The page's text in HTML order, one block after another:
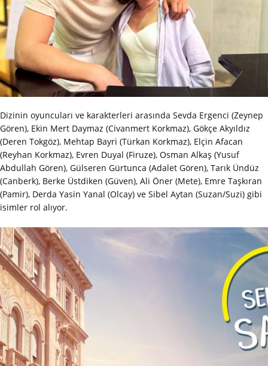
Dizinin oyuncuları ve karakterleri arasında Sevda Ergenci (Zeynep
Gören), Ekin Mert Daymaz (Civanmert Korkmaz), Gökçe Akyıldız
(Deren Tokgöz), Mehtap Bayri (Türkan Korkmaz), Elçin Afacan
(Reyhan Korkmaz), Evren Duyal (Firuze), Osman Alkaş (Yusuf
Abdullah Gören), Gülseren Gürtunca (Adalet Gören), Tarık Ündüz
(Canberk), Berke Üstdiken (Güven), Ali Öner (Mete), Emre Taşkıran
(Pamir), Derda Yasin Yanal (Olcay) ve Sibel Aytan (Suzan/Suzi) gibi
isimler rol alıyor.